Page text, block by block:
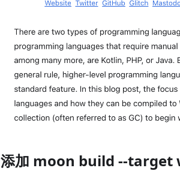
添加 moon build --target